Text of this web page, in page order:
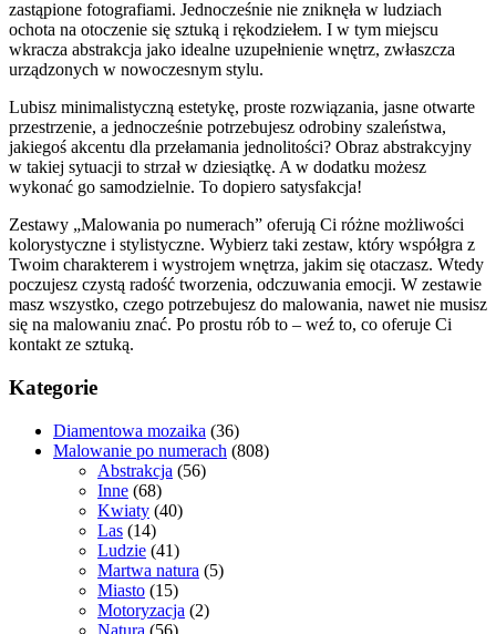
zastąpione fotografiami. Jednocześnie nie zniknęła w ludziach
ochota na otoczenie się sztuką i rękodziełem. I w tym miejscu
wkracza abstrakcja jako idealne uzupełnienie wnętrz, zwłaszcza
urządzonych w nowoczesnym stylu.
Lubisz minimalistyczną estetykę, proste rozwiązania, jasne otwarte
przestrzenie, a jednocześnie potrzebujesz odrobiny szaleństwa,
jakiegoś akcentu dla przełamania jednolitości? Obraz abstrakcyjny
w takiej sytuacji to strzał w dziesiątkę. A w dodatku możesz
wykonać go samodzielnie. To dopiero satysfakcja!
Zestawy „Malowania po numerach” oferują Ci różne możliwości
kolorystyczne i stylistyczne. Wybierz taki zestaw, który współgra z
Twoim charakterem i wystrojem wnętrza, jakim się otaczasz. Wtedy
poczujesz czystą radość tworzenia, odczuwania emocji. W zestawie
masz wszystko, czego potrzebujesz do malowania, nawet nie musisz
się na malowaniu znać. Po prostu rób to – weź to, co oferuje Ci
kontakt ze sztuką.
Kategorie
Diamentowa mozaika (36)
Malowanie po numerach (808)
Abstrakcja (56)
Inne (68)
Kwiaty (40)
Las (14)
Ludzie (41)
Martwa natura (5)
Miasto (15)
Motoryzacja (2)
Natura (56)